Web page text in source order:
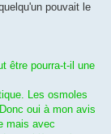
pouvait le
être pourra-t-il une
Les osmoles
oui à mon avis
mais avec